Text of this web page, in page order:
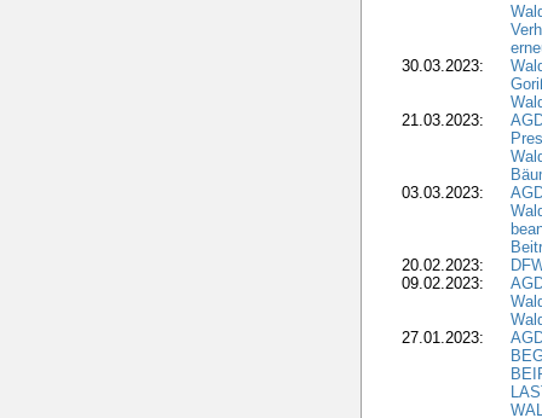
30.03.2023:
21.03.2023:
03.03.2023:
20.02.2023:
09.02.2023:
27.01.2023: